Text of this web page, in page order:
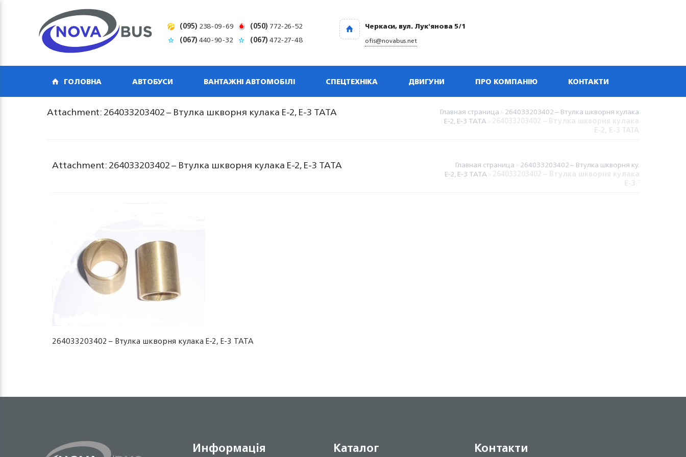
(095) 238-09-69 (050) 772-26-52
(067)440-90-32 (067)472-27-48
Черкаси, вул. Лук'янова 5/1
ofis@novabus.net
ГОЛОВНА АВТОБУСИ ВАНТАЖНІ АВТОМОБІЛІ СПЕЦТЕХНІКА ДВИГУНИ ПРО КОМПАНІЮ КОНТАКТИ
Attachment: 264033203402 – Втулка шкворня кулака Е-2, Е-3 TATA Главная страница 264033203402 – Втулка шкворня кулака
Е-2, Е-3 TATA
Attachment: 264033203402 – Втулка шкворня кулака Е-2, Е-3 TATA Главная страница 264033203402 – Втулка шкворня кулака
Е-2, Е-3 TATA
264033203402 – Втулка шкворня кулака Е-2, Е-3 TATA
Информація Каталог Контакти